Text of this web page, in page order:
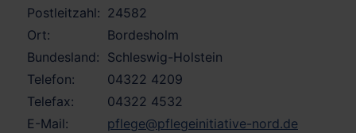
Postleitzahl: 24582
Ort:
Bordesholm
Bundesland: Schleswig-Holstein
Telefon:
04322 4209
Telefax:
04322 4532
E-Mail:
pflege@pflegeinitiative-nord.de